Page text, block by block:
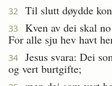
32 Til slutt døydde
33
Kven av dei skal
For alle sju hev havt
34
Jesus svara: Dei
og vert burtgifte;